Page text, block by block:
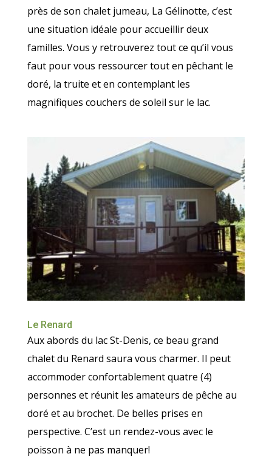
près de son chalet jumeau, La Gélinotte, c’est
une situation idéale pour accueillir deux
familles. Vous y retrouverez tout ce qu’il vous
faut pour vous ressourcer tout en pêchant le
doré, la truite et en contemplant les
magnifiques couchers de soleil sur le lac.
Le Renard
Aux abords du lac St-Denis, ce beau grand
chalet du Renard saura vous charmer. Il peut
accommoder confortablement quatre (4)
personnes et réunit les amateurs de pêche au
doré et au brochet. De belles prises en
perspective. C’est un rendez-vous avec le
poisson à ne pas manquer!